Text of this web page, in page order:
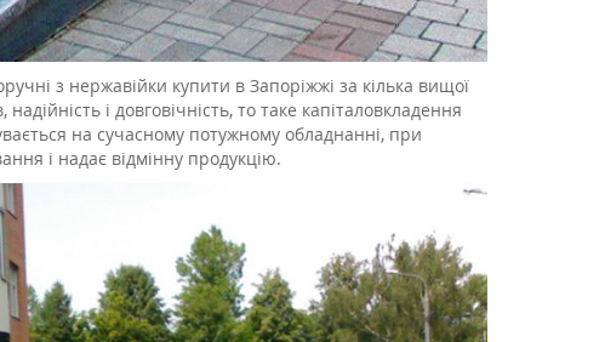
з нержавійки купити в Запоріжжі за кілька вищої
і довговічність, то таке капіталовкладення
на сучасному потужному обладнанні, при
і надає відмінну продукцію.